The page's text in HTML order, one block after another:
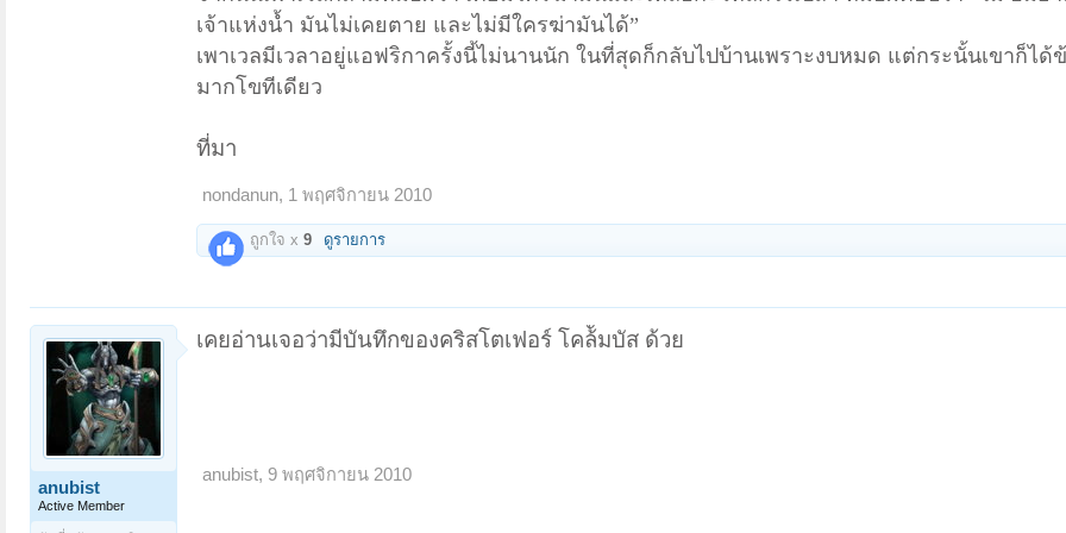
เจ้าแห่งน้ำ มันไม่เคยตาย และไม่มีใครฆ่ามันได้”
เพาเวลมีเวลาอยู่แอฟริกาครั้งนี้ไม่นานนัก ในที่สุดก็กลับไปบ้านเพราะงบหมด แต่กระนั้นเขาก็ไ
มากโขทีเดียว
ที่มา
nondanun, 1 พฤศจิกายน 2010
ถูกใจ x 9 ดูรายการ
anubist
Active Member
เคยอ่านเจอว่ามีบันทึกของคริสโตเฟอร์ โคล้ัมบัส ด้วย
anubist, 9 พฤศจิกายน 2010